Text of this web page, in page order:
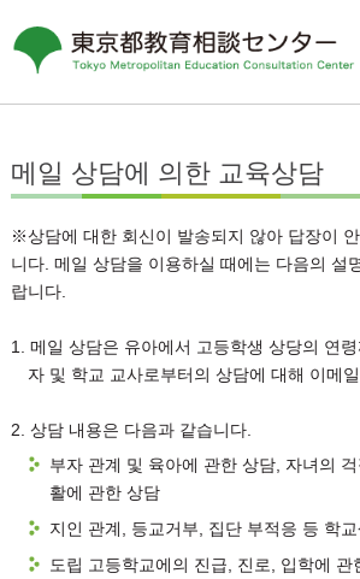
메일 상담에 의한 교육상담
※상담에 대한 회신이 발송되지 않아 답장이
니다. 메일 상담을 이용하실 때에는 다음의 설
랍니다.
1. 메일 상담은 유아에서 고등학생 상당의 연
자 및 학교 교사로부터의 상담에 대해 이메
2. 상담 내용은 다음과 같습니다.
부자 관계 및 육아에 관한 상담, 자녀의
활에 관한 상담
지인 관계, 등교거부, 집단 부적응 등 학
도립 고등학교에의 진급, 진로, 입학에 관